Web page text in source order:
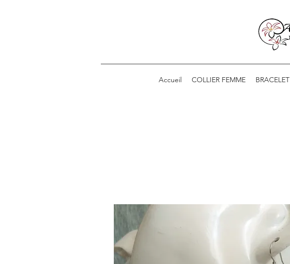
Accueil COLLIER FEMME BRACELET